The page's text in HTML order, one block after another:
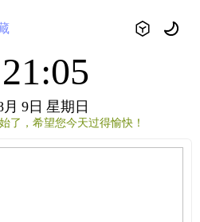
9日 星期日
了，希望您今天过得愉快！